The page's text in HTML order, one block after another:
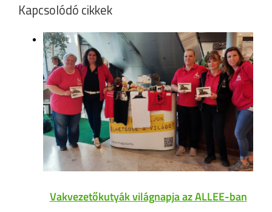
Kapcsolódó cikkek
Vakvezetőkutyák világnapja az ALLEE-ban